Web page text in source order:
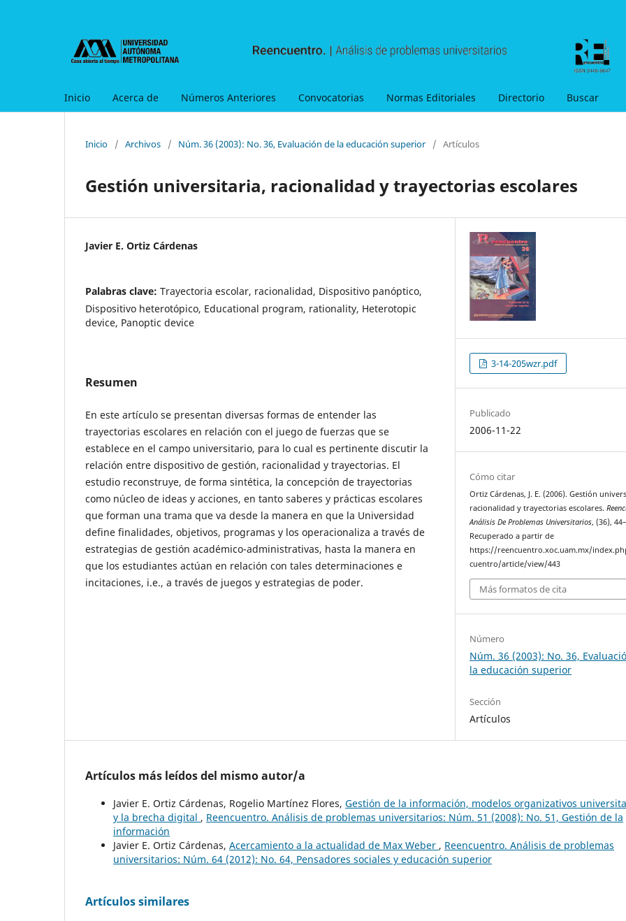
Inicio Acerca de Números Anteriores Convocatorias Normas Editoriales Directorio Buscar
Inicio / Archivos / Núm. 36 (2003): No. 36, Evaluación de la educación superior / Artículos
Gestión universitaria, racionalidad y trayectorias escolares
Javier E. Ortiz Cárdenas
Palabras clave: Trayectoria escolar, racionalidad, Dispositivo panóptico,
Dispositivo heterotópico, Educational program, rationality, Heterotopic
device, Panoptic device
Resumen
En este artículo se presentan diversas formas de entender las
trayectorias escolares en relación con el juego de fuerzas que se
establece en el campo universitario, para lo cual es pertinente discutir la
relación entre dispositivo de gestión, racionalidad y trayectorias. El
estudio reconstruye, de forma sintética, la concepción de trayectorias
como núcleo de ideas y acciones, en tanto saberes y prácticas escolares
que forman una trama que va desde la manera en que la Universidad
define finalidades, objetivos, programas y los operacionaliza a través de
estrategias de gestión académico-administrativas, hasta la manera en
que los estudiantes actúan en relación con tales determinaciones e
incitaciones, i.e., a través de juegos y estrategias de poder.
3-14-205wzr.pdf
Publicado
2006-11-22
Cómo citar
Ortiz Cárdenas, J. E. (2006). Gestión
racionalidad y trayectorias escolares.
Análisis De Problemas Universitarios, (36),
Recuperado a partir de
https://reencuentro.xoc.uam.mx/
cuentro/article/view/443
Más formatos de cita
Número
Núm. 36 (2003): No. 36,
la educación superior
Sección
Artículos
Artículos más leídos del mismo autor/a
Javier E. Ortiz Cárdenas, Rogelio Martínez Flores, Gestión de la información, modelos organizativos
y la brecha digital , Reencuentro. Análisis de problemas universitarios: Núm. 51 (2008): No. 51, Gestión de la
información
Javier E. Ortiz Cárdenas, Acercamiento a la actualidad de Max Weber , Reencuentro. Análisis de problemas
universitarios: Núm. 64 (2012): No. 64, Pensadores sociales y educación superior
Artículos similares